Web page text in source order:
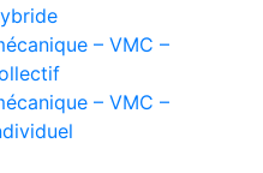
– VMC –
– VMC –